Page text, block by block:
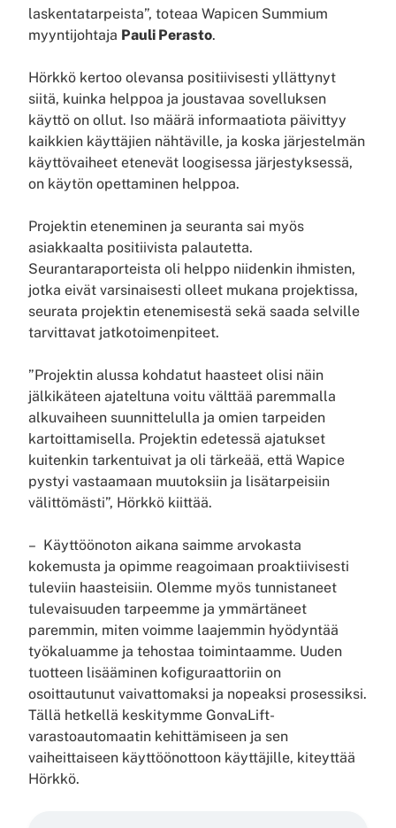
laskentatarpeista”, toteaa Wapicen Summium
myyntijohtaja Pauli Perasto.
Hörkkö kertoo olevansa positiivisesti yllättynyt
siitä, kuinka helppoa ja joustavaa sovelluksen
käyttö on ollut. Iso määrä informaatiota päivittyy
kaikkien käyttäjien nähtäville, ja koska järjestelmän
käyttövaiheet etenevät loogisessa järjestyksessä,
on käytön opettaminen helppoa.
Projektin eteneminen ja seuranta sai myös
asiakkaalta positiivista palautetta.
Seurantaraporteista oli helppo niidenkin ihmisten,
jotka eivät varsinaisesti olleet mukana projektissa,
seurata projektin etenemisestä sekä saada selville
tarvittavat jatkotoimenpiteet.
”Projektin alussa kohdatut haasteet olisi näin
jälkikäteen ajateltuna voitu välttää paremmalla
alkuvaiheen suunnittelulla ja omien tarpeiden
kartoittamisella. Projektin edetessä ajatukset
kuitenkin tarkentuivat ja oli tärkeää, että Wapice
pystyi vastaamaan muutoksiin ja lisätarpeisiin
välittömästi”, Hörkkö kiittää.
– Käyttöönoton aikana saimme arvokasta
kokemusta ja opimme reagoimaan proaktiivisesti
tuleviin haasteisiin. Olemme myös tunnistaneet
tulevaisuuden tarpeemme ja ymmärtäneet
paremmin, miten voimme laajemmin hyödyntää
työkaluamme ja tehostaa toimintaamme. Uuden
tuotteen lisääminen kofiguraattoriin on
osoittautunut vaivattomaksi ja nopeaksi prosessiksi.
Tällä hetkellä keskitymme GonvaLift-
varastoautomaatin kehittämiseen ja sen
vaiheittaiseen käyttöönottoon käyttäjille, kiteyttää
Hörkkö.